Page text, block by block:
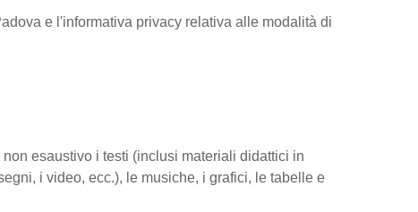
e l'informativa privacy relativa alle modalità di
esaustivo i testi (inclusi materiali didattici in
i video, ecc.), le musiche, i grafici, le tabelle e